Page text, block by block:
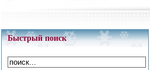
Быстрый поиск